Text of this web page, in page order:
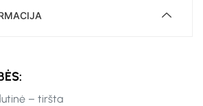
– tiršta